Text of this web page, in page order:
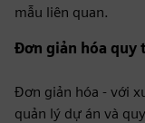
mẫu liên quan.
Đơn giản hóa quy
Đơn giản hóa - với
quản lý dự án và